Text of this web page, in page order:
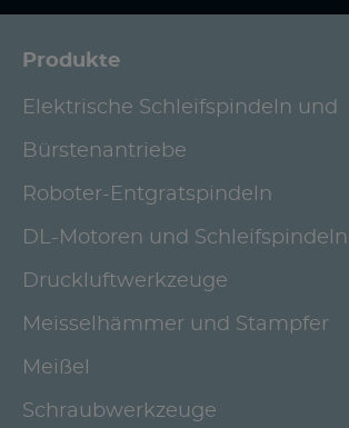
Produkte
Elektrische Schleifspindeln und
Bürstenantriebe
Roboter-Entgratspindeln
DL-Motoren und Schleifspindeln
Druckluftwerkzeuge
Meisselhämmer und Stampfer
Meißel
Schraubwerkzeuge